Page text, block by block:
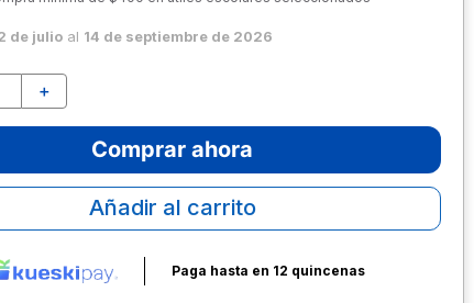
de julioal 14 de septiembre de 2026
＋
Comprar ahora
Añadir al carrito
Paga hasta en 12 quincenas